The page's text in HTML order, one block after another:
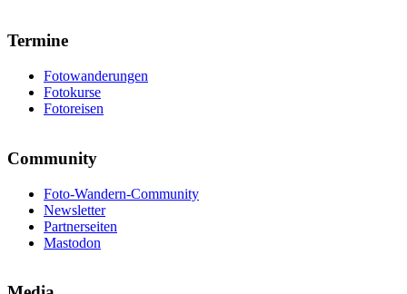
Termine
Fotowanderungen
Fotokurse
Fotoreisen
Community
Foto-Wandern-Community
Newsletter
Partnerseiten
Mastodon